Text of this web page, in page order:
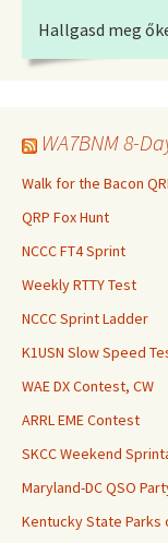
Hallgasd meg
WA7BNM 8-
Walk for the Bacon
QRP Fox Hunt
NCCC FT4 Sprint
Weekly RTTY Test
NCCC Sprint Ladder
K1USN Slow Speed
WAE DX Contest, CW
ARRL EME Contest
SKCC Weekend
Maryland-DC QSO
Kentucky State Parks